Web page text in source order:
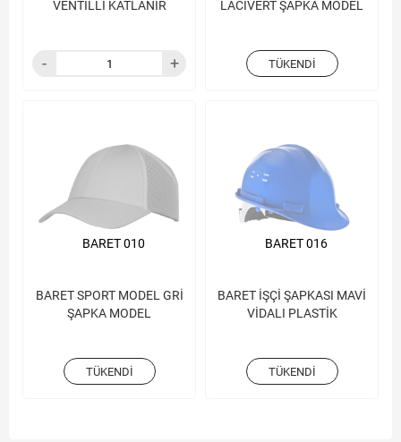
VENTİLLİ KATLANIR
LACİVERT ŞAPKA MODEL
TÜKENDI
BARET SPORT MODEL GRİ
ŞAPKA MODEL
BARET 010
TÜKENDI
BARET İŞÇİ ŞAPKASI MAVİ
VİDALI PLASTİK
BARET 016
TÜKENDI